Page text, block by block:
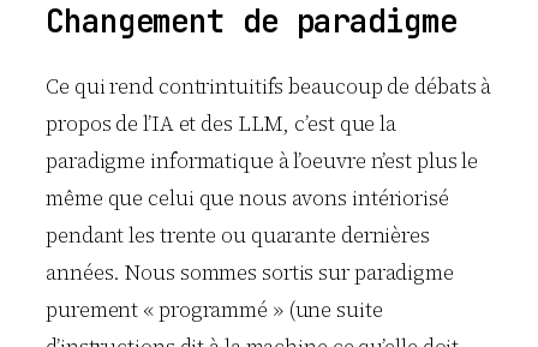
Changement de paradigme
Ce qui rend contrintuitifs beaucoup de débats à
propos de l’IA et des LLM, c’est que la
paradigme informatique à l’oeuvre n’est plus le
même que celui que nous avons intériorisé
pendant les trente ou quarante dernières
années. Nous sommes sortis sur paradigme
purement « programmé » (une suite